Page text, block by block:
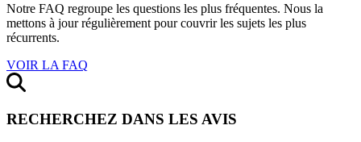
Notre FAQ regroupe les questions les plus fréquentes. Nous la
mettons à jour régulièrement pour couvrir les sujets les plus
récurrents.
VOIR LA FAQ
RECHERCHEZ DANS LES AVIS